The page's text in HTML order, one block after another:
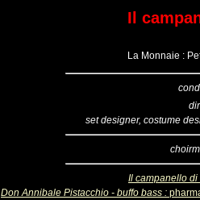
Il
La Monnaie :
set designer, costume
Il campanello di
Don Annibale Pistacchio - buffo bass :